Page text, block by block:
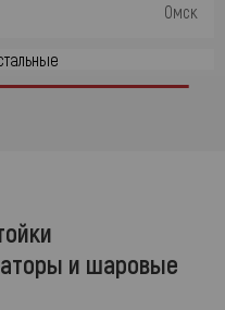
Омск
и шаровые